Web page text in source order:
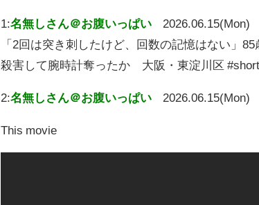
1:名無しさん＠お腹いっぱい
2026.06.15(Mon)
「2回は突き刺したけど、回数の記憶はない」
殺害して腕時計奪ったか 大阪・東淀川区
2:名無しさん＠お腹いっぱい 2026.06.15(Mon)
This movie